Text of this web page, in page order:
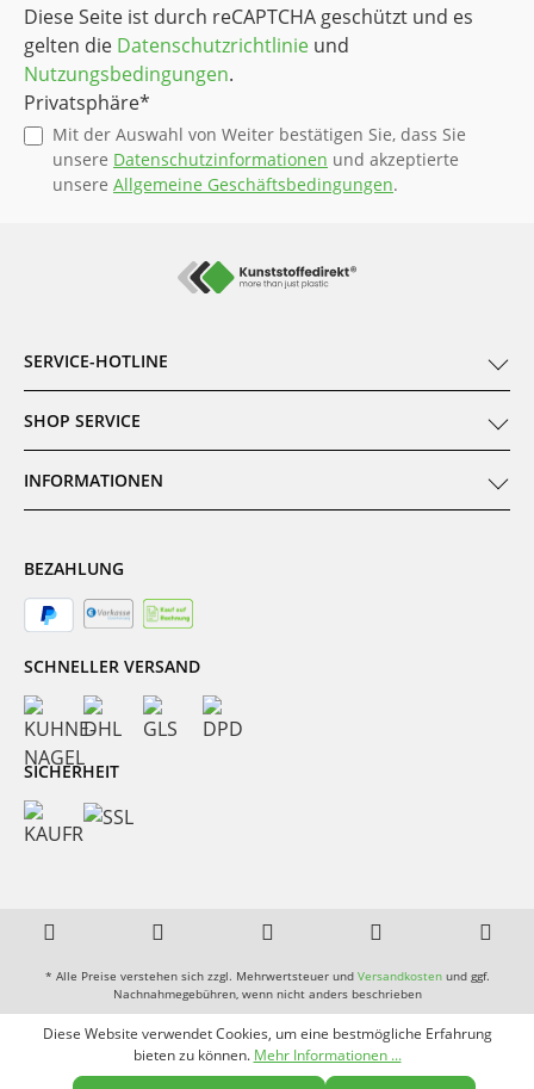
Diese Seite ist durch reCAPTCHA geschützt und es
gelten die Datenschutzrichtlinie und
Nutzungsbedingungen.
Privatsphäre*
Mit der Auswahl von Weiter bestätigen Sie, dass Sie
unsere Datenschutzinformationen und akzeptierte
unsere Allgemeine Geschäftsbedingungen.
SERVICE-HOTLINE
SHOP SERVICE
INFORMATIONEN
BEZAHLUNG
SCHNELLER VERSAND
SICHERHEIT
* Alle Preise verstehen sich zzgl. Mehrwertsteuer und Versandkostenund ggf.
Nachnahmegebühren, wenn nicht anders beschrieben
Diese Website verwendet Cookies, um eine bestmögliche Erfahrung
bieten zu können. Mehr Informationen ...